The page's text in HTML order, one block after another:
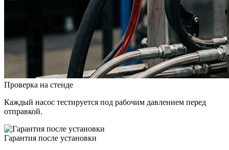
Проверка на стенде
Каждый насос тестируется под рабочим давлением перед
отправкой.
Гарантия после установки